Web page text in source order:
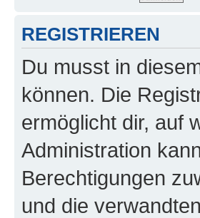
REGISTRIEREN
Du musst in
können. Die
ermöglicht dir, auf
Administration
Berechtigungen
und die